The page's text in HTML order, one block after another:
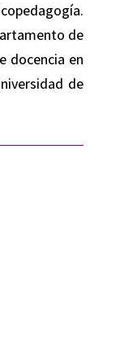
de
docencia en
de